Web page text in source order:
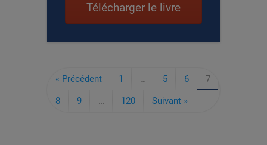
Télécharger le livre
« Précédent 1 … 5 6 7
8 9 … 120 Suivant »